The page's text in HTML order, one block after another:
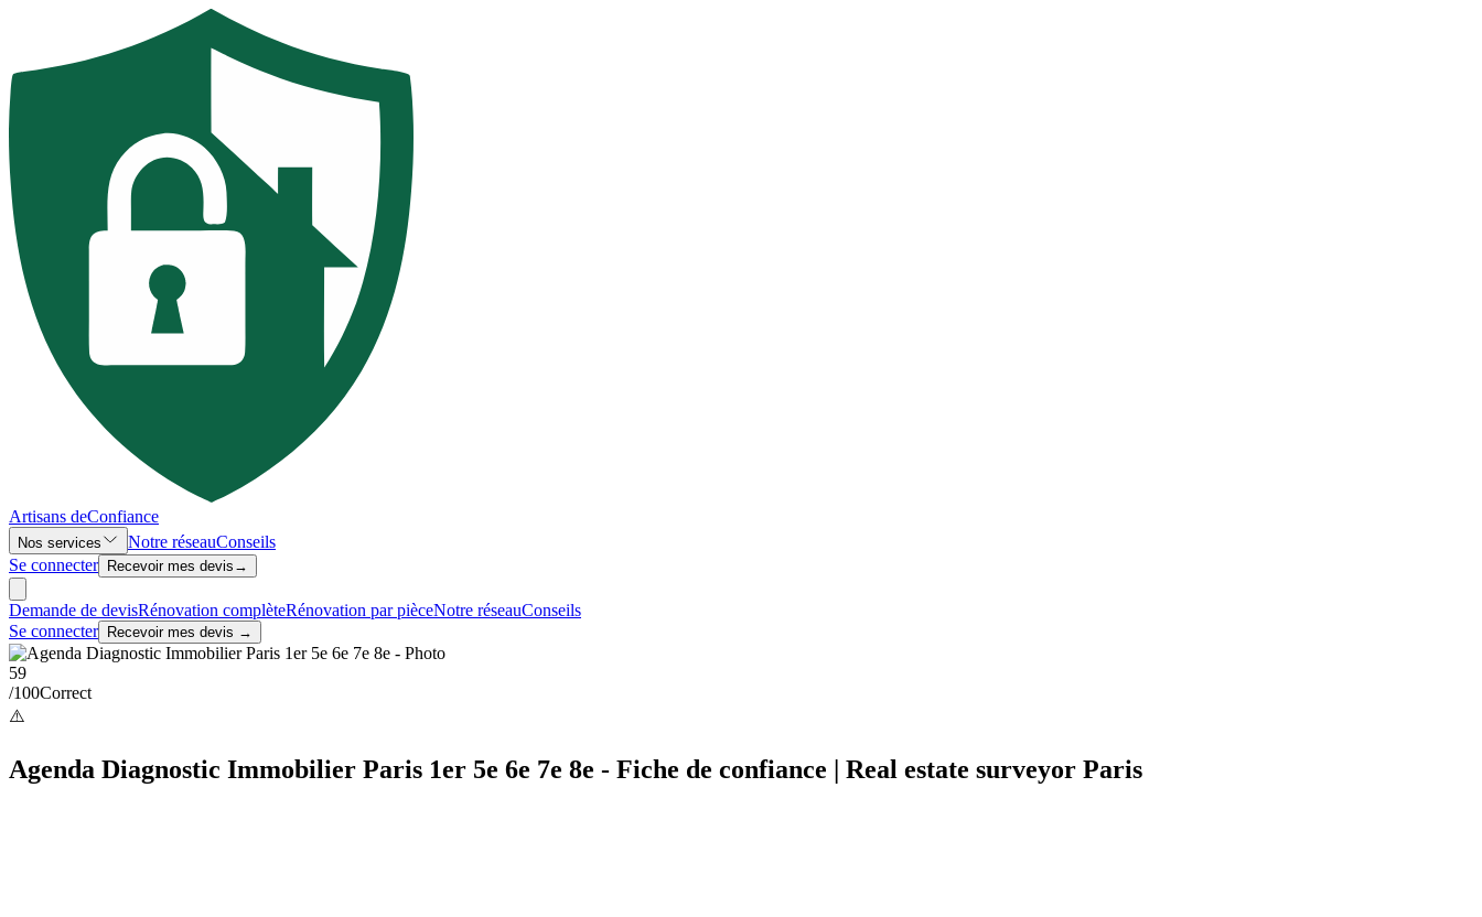
Artisans deConfiance
Nos services Notre réseauConseils
Se connecter
Recevoir mes devis →
Demande de devisRénovation complèteRénovation par pièceNotre réseauConseils
Se connecter
Recevoir mes devis →
59
/100Correct
⚠️
Agenda Diagnostic Immobilier Paris 1er 5e 6e 7e 8e - Fiche de confiance | Real estate surveyor Paris